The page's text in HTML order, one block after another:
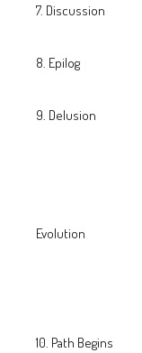
Discussion
Epilog
Delusion
Evolution
Path Begins